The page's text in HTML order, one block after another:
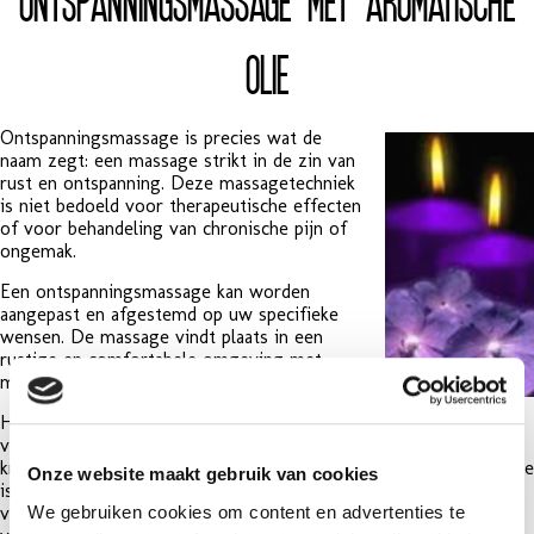
Onze website maakt gebruik van cookies
We gebruiken cookies om content en advertenties te
olie
Ontspanningsmassage is precies wat de
naam zegt: een massage strikt in de zin van
rust en ontspanning. Deze massagetechniek
is niet bedoeld voor therapeutische effecten
of voor behandeling van chronische pijn of
ongemak.
Een ontspanningsmassage kan worden
aangepast en afgestemd op uw specifieke
wensen. De massage vindt plaats in een
rustige en comfortabele omgeving met
muziek en/of kaarslicht op de achtergrond.
Het is een luxe massage die gebruik maakt
van diverse soorten
kneden en rollen van de huid en de spieren. Ontspanningsmassage
is geen diepe weefsel massage en is er niet voor het bewerken
van de diepere spieren van het lichaam, maar is alleen bedoeld